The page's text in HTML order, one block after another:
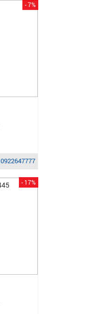
- 7%
0922647777
- 17%